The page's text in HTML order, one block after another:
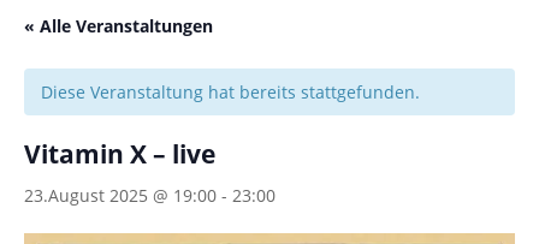
« Alle Veranstaltungen
Diese Veranstaltung hat bereits stattgefunden.
Vitamin X – live
23.August 2025 @ 19:00 - 23:00